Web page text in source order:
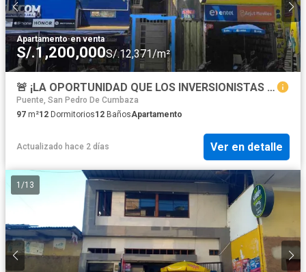
Apartamento·en venta
S/.1,200,000S/.12,371/m²
🚨 ¡LA OPORTUNIDAD QUE LOS INVERSIONISTAS ESPERAN EN TARAPOTO! 🚨
Puente, San Pedro De Cumbaza
97 m²12 Dormitorios12 BañosApartamento
Actualizado hace 2 días Ver en detalle
1 /13